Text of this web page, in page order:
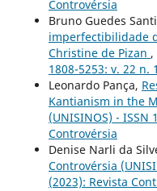
Controvérsia
Bruno Guedes
imperfectibilidade
Christine de Pizan ,
1808-5253: v. 22 n.
Leonardo Pança,
Kantianism in the
(UNISINOS) - ISSN
Controvérsia
Denise Narli da
Controvérsia
(2023): Revista